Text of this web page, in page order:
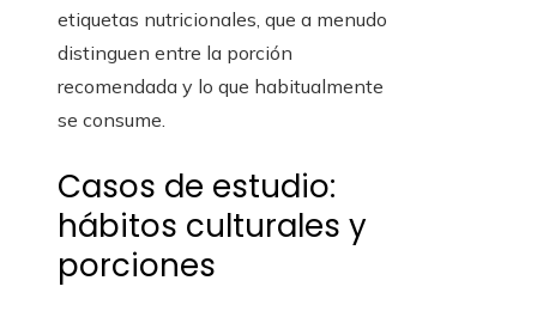
etiquetas nutricionales, que a menudo
distinguen entre la porción
recomendada y lo que habitualmente
se consume.
Casos de estudio:
hábitos culturales y
porciones